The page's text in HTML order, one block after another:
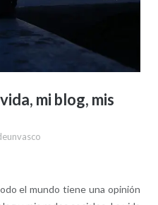
mi blog, mis
el mundo tiene una opinión